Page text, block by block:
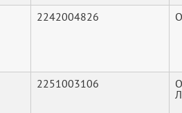
2242004826
2251003106